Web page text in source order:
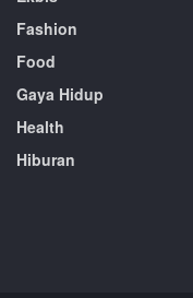
Fashion
Food
Gaya Hidup
Health
Hiburan